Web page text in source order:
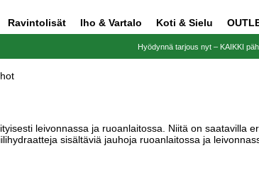
Ravintolisät Iho & Vartalo Koti & Sielu
Hyödynnä tarjous nyt – KAIKKI
leivonnassa ja ruoanlaitossa. Niitä on
sisältäviä jauhoja ruoanlaitossa ja